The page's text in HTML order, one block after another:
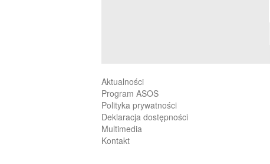
Aktualności
Program ASOS
Polityka prywatności
Deklaracja dostępności
Multimedia
Kontakt